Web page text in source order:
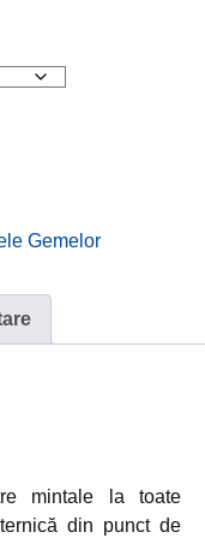
Gemelor
mintale la toate
din punct de